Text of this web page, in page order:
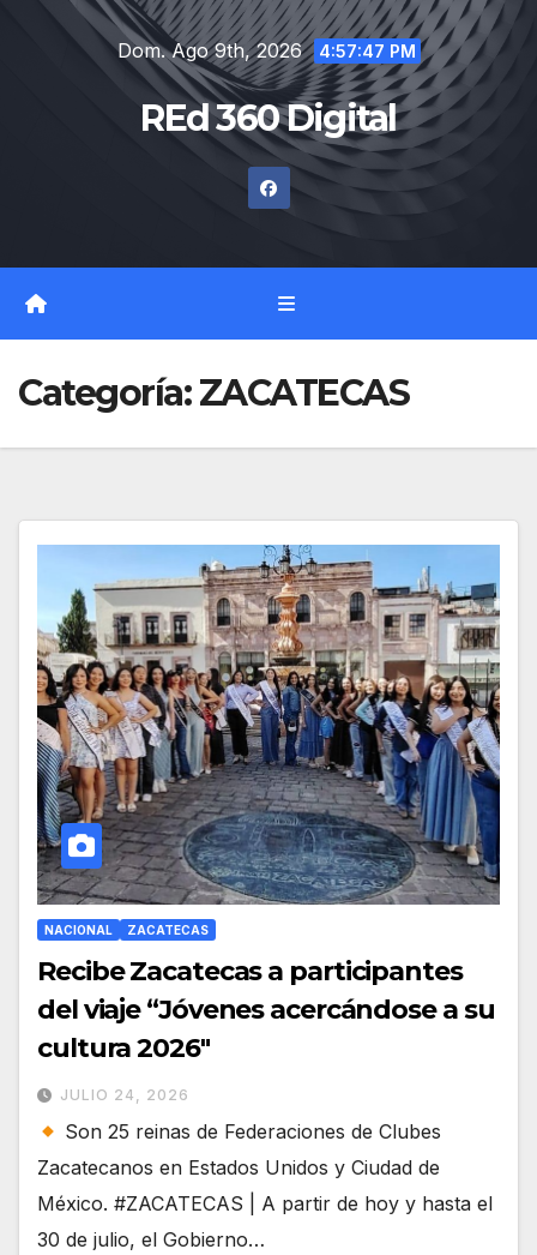
Dom. Ago 9th, 2026 4:57:48 PM
REd 360 Digital
Categoría:ZACATECAS
NACIONAL ZACATECAS
Recibe Zacatecas a participantes
del viaje “Jóvenes acercándose a su
cultura 2026″
JULIO 24, 2026
Son 25 reinas de Federaciones de Clubes
Zacatecanos en Estados Unidos y Ciudad de
México. #ZACATECAS | A partir de hoy y hasta el
30 de julio, el Gobierno…